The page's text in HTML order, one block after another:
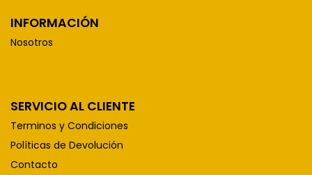
INFORMACIÓN
Nosotros
SERVICIO AL CLIENTE
Terminos y Condiciones
Políticas de Devolución
Contacto